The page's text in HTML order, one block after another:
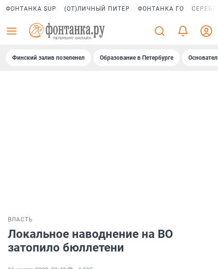
ФОНТАНКА SUP (ОТ)ЛИЧНЫЙ ПИТЕР ФОНТАНКА ГО
Финский залив позеленел Образование в Петербурге
ВЛАСТЬ
Локальное наводнение на ВО
затопило бюллетени